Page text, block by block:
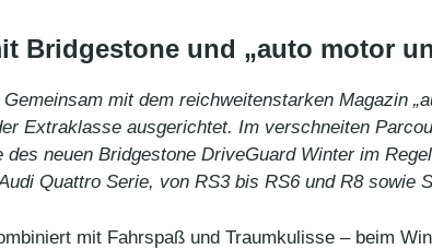
Bridgestone und „auto motor
mit dem reichweitenstarken Magazin
Extraklasse ausgerichtet. Im verschneiten
neuen Bridgestone DriveGuard Winter im
Quattro Serie, von RS3 bis RS6 und R8 sowie
mit Fahrspaß und Traumkulisse – beim